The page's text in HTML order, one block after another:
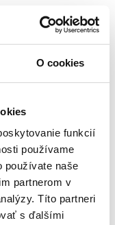
O cookies
funkcií
používame
používate naše
partnerom v
Títo partneri
s ďalšími